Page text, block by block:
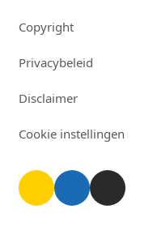
Copyright
Privacybeleid
Disclaimer
Cookie instellingen